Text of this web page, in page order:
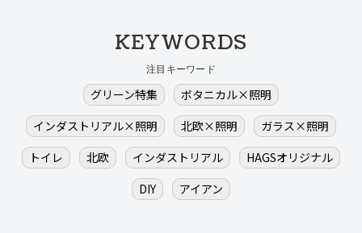
KEYWORDS
注目キーワード
グリーン特集
ボタニカル×照明
インダストリアル×照明
北欧×照明
ガラス×照明
トイレ
北欧 インダストリアル
HAGSオリジナル
DIY
アイアン